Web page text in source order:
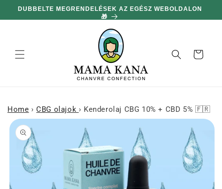
hagyni és
DUBBELTE MEGRENDELÉSEK AZ EGÉSZ WEBOLDALON
🎁
Kosár
Home › CBG olajok › Kenderolaj CBG 10% + CBD 5% 🇫🇷
a